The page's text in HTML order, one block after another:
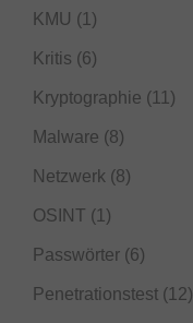
KMU (1)
Kritis (6)
Kryptographie (11)
Malware (8)
Netzwerk (8)
OSINT (1)
Passwörter (6)
Penetrationstest (12)